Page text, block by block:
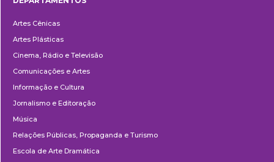
Artes Cênicas
Artes Plásticas
Cinema, Rádio e Televisão
Comunicações e Artes
Informação e Cultura
Jornalismo e Editoração
Música
Relações Públicas, Propaganda e Turismo
Escola de Arte Dramática